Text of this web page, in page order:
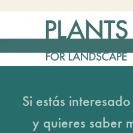
Si estás
y quieres saber